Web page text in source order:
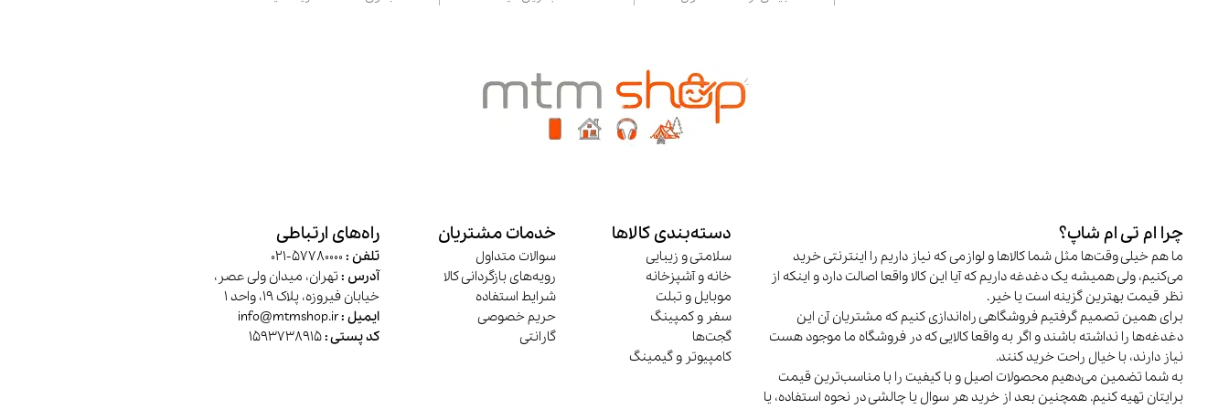
چرا ام تی ام شاپ؟
ما هم خیلی وقت‌ها مثل شما کالاها و لوازمی که نیاز داریم را اینترنتی خرید
می‌کنیم، ولی همیشه یک دغدغه داریم که آیا این کالا واقعا اصالت دارد و اینکه از
نظر قیمت بهترین گزینه است یا خیر.
برای همین تصمیم گرفتیم فروشگاهی راه‌اندازی کنیم که مشتریان آن این
دغدغه‌ها را نداشته باشند و اگر به واقعا کالایی که در فروشگاه ما موجود هست
نیاز دارند، با خیال راحت خرید کنند.
به شما تضمین می‌دهیم محصولات اصیل و با کیفیت را با مناسب‌ترین قیمت
برایتان تهیه کنیم. همچنین بعد از خرید هر سوال یا چالشی در نحوه استفاده، یا
دسته‌بندی کالاها
سلامتی و زیبایی
خانه و آشپزخانه
موبایل و تبلت
سفر و کمپینگ
گجت‌ها
کامپیوتر و گیمینگ
خدمات مشتریان
سوالات متداول
رویه‌های بازگردانی کالا
شرایط استفاده
حریم خصوصی
گارانتی
راه‌های ارتباطی
تلفن :57780000-021
آدرس :تهران، میدان ولی عصر،
خیابان فیروزه، پلاک 19، واحد 1
ایمیل :info@mtmshop.ir
کد پستی :1593738915